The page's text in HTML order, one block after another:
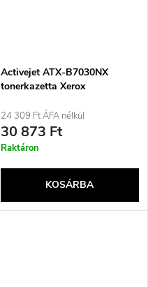
Activejet ATX-B7030NX
tonerkazetta Xerox
106R03396 csere; Supreme;
30000 oldal; fekete szín
24 309 Ft ÁFA nélkül
30 873 Ft
Raktáron
KOSÁRBA